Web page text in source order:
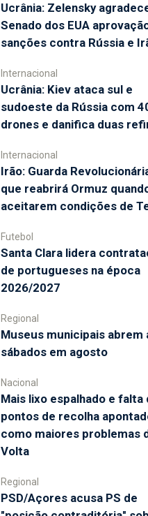
Ucrânia: Zelensky
Senado dos EUA
sanções contra Rússia e
Internacional
Ucrânia: Kiev ataca sul e
sudoeste da Rússia com
drones e danifica duas
Internacional
Irão: Guarda
que reabrirá Ormuz
aceitarem condições de
Futebol
Santa Clara lidera
de portugueses na época
2026/2027
Regional
Museus municipais abrem
sábados em agosto
Nacional
Mais lixo espalhado e falta
pontos de recolha
como maiores problemas
Volta
Regional
PSD/Açores acusa PS de